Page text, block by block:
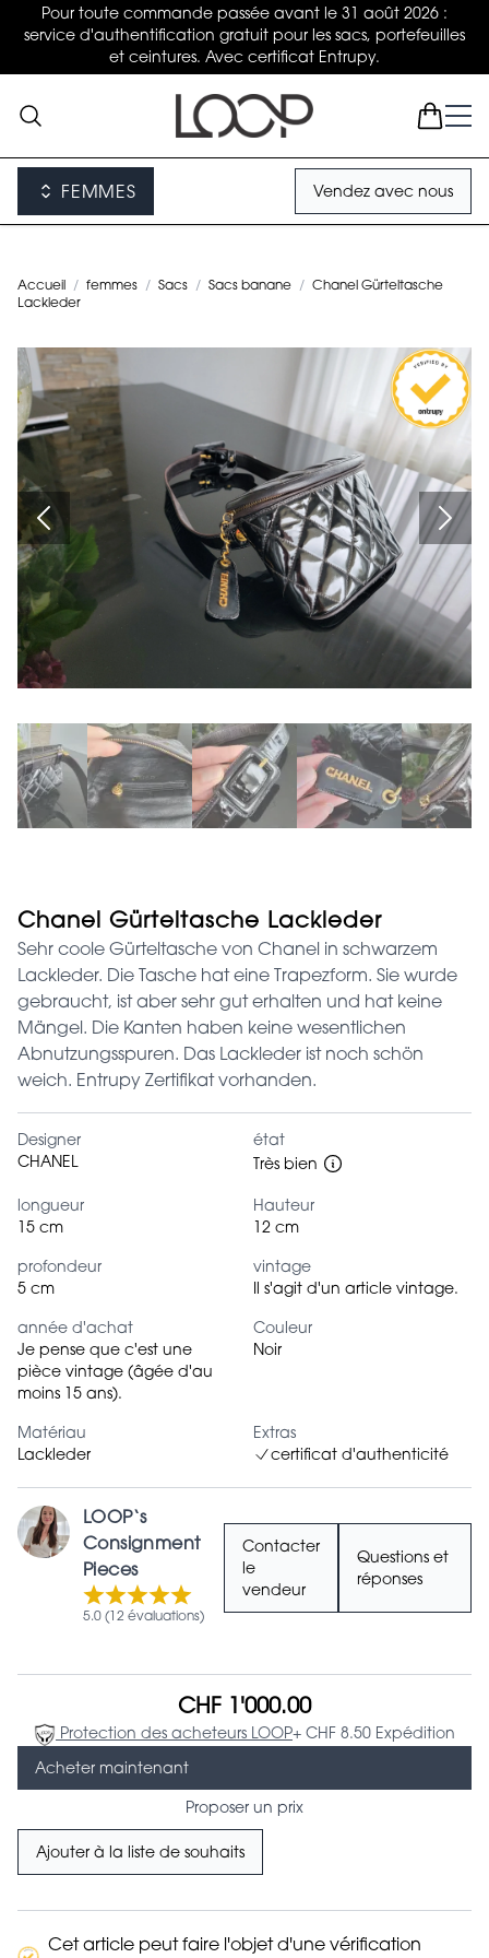
Pour toute commande passée avant le 31 août 2026 :
service d'authentification gratuit pour les sacs, portefeuilles
et ceintures. Avec certificat Entrupy.
FEMMES Vendez avec nous
Accueil / femmes / Sacs / Sacs banane / Chanel Gürteltasche
Lackleder
Chanel Gürteltasche Lackleder
Sehr coole Gürteltasche von Chanel in schwarzem
Lackleder. Die Tasche hat eine Trapezform. Sie wurde
gebraucht, ist aber sehr gut erhalten und hat keine
Mängel. Die Kanten haben keine wesentlichen
Abnutzungsspuren. Das Lackleder ist noch schön
weich. Entrupy Zertifikat vorhanden.
Designer
CHANEL
état
Très bien
longueur
15 cm
Hauteur
12 cm
profondeur
5 cm
vintage
Il s'agit d'un article vintage.
année d'achat
Je pense que c'est une
pièce vintage (âgée d'au
moins 15 ans).
Couleur
Noir
Matériau
Lackleder
Extras
certificat d'authenticité
LOOP‘s
Consignment
Pieces
5.0 (12 évaluations)
Contacter
le
vendeur
Questions et
réponses
CHF 1'000.00
Protection des acheteurs LOOP+ CHF 8.50 Expédition
Acheter maintenant
Proposer un prix
Ajouter à la liste de souhaits
Cet article peut faire l'objet d'une vérification